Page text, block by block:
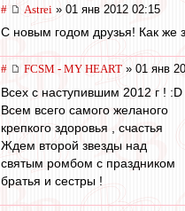
# Astrei » 01 янв 2012 02:15
С новым годом друзья! Как же
# FCSM - MY HEART » 01 янв
Всех с наступившим 2012 г ! :D
Всем всего самого желаного
крепкого здоровья , счастья
Ждем второй звезды над
святым ромбом с праздником
братья и сестры !